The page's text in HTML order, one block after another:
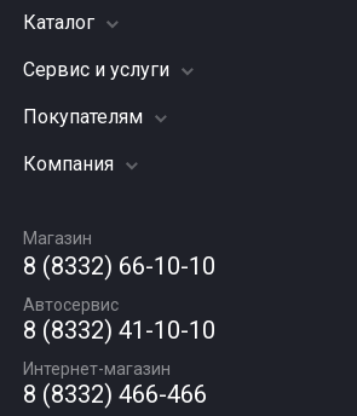
Каталог
Шины
Грузовые шины
Диски
Автомасла
Сервис и услуги
Заправка кондиционера
Подвеска (ходовая часть)
Шиномонтаж
Покупателям
Акции
Гарантии и возврат
Компания
Вакансии
Новости
Статьи
Контакты
Магазин
8 (8332) 66-10-10
Автосервис
8 (8332) 41-10-10
Интернет-магазин
8 (8332) 466-466